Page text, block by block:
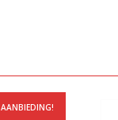
AANBIEDING!